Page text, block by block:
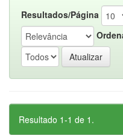
Resultados/Página
Resultado 1-1 de 1.